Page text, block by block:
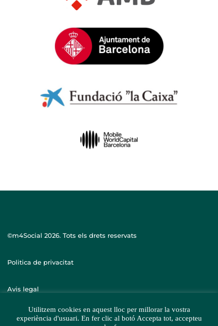
©m4Social 2026. Tots els drets reservats
Politica de privacitat
Avis legal
Utilitzem cookies en aquest lloc per millorar la vostra
experiència d'usuari. En fer clic al botó Accepta tot, accepteu